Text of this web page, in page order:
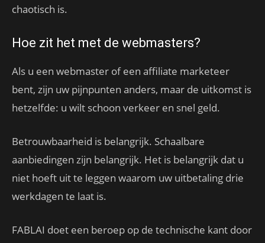
chaotisch is.
Hoe zit het met de webmasters?
Als u een webmaster of een affiliate marketeer
bent, zijn uw pijnpunten anders, maar de uitkomst is
hetzelfde: u wilt schoon verkeer en snel geld.
Betrouwbaarheid is belangrijk. Schaalbare
aanbiedingen zijn belangrijk. Het is belangrijk dat u
niet hoeft uit te leggen waarom uw uitbetaling drie
werkdagen te laat is.
FABLAI doet een beroep op de technische kant door